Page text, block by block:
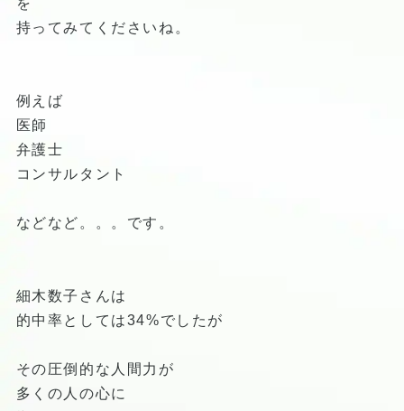
を
持ってみてくださいね。
例えば
医師
弁護士
コンサルタント
などなど。。。です。
細木数子さんは
的中率としては34%でしたが
その圧倒的な人間力が
多くの人の心に